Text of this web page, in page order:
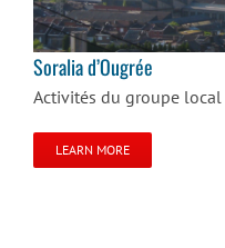
Soralia d’Ougrée
Activités du groupe
LEARN MORE